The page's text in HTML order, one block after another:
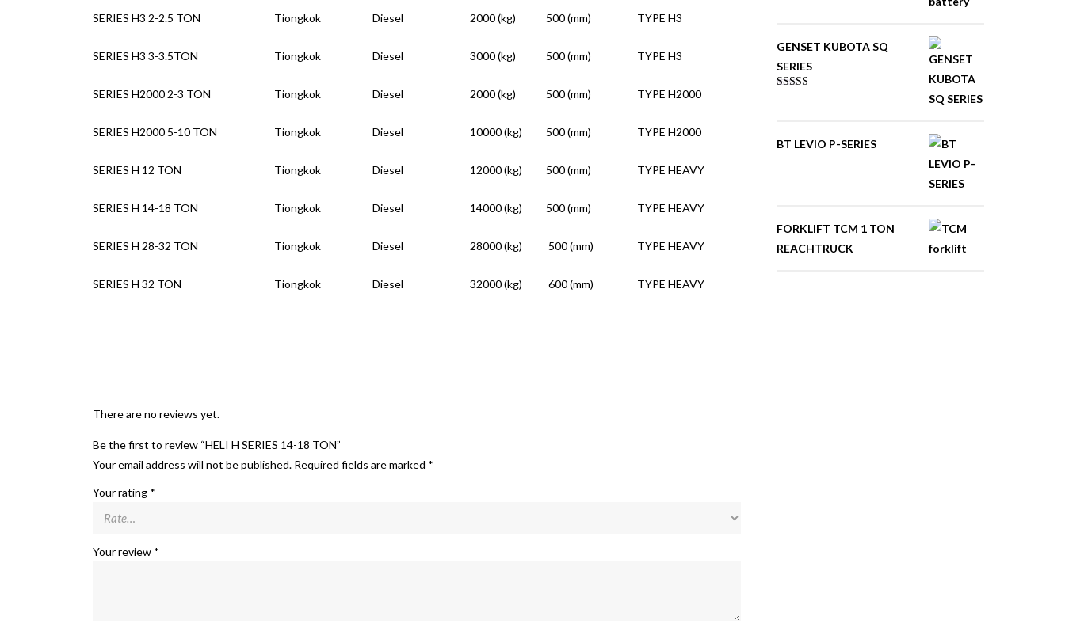
SERIES H3 2-2.5 TON Tiongkok Diesel 2000 (kg) 500 (mm) TYPE H3
SERIES H3 3-3.5TON Tiongkok Diesel 3000 (kg) 500 (mm) TYPE H3
SERIES H2000 2-3 TON Tiongkok Diesel 2000 (kg) 500 (mm) TYPE H2000
SERIES H2000 5-10 TON Tiongkok Diesel 10000 (kg) 500 (mm) TYPE H2000
SERIES H 12 TON Tiongkok Diesel 12000 (kg) 500 (mm) TYPE HEAVY
SERIES H 14-18 TON Tiongkok Diesel 14000 (kg) 500 (mm) TYPE HEAVY
SERIES H 28-32 TON Tiongkok Diesel 28000 (kg) 500 (mm) TYPE HEAVY
SERIES H 32 TON Tiongkok Diesel 32000 (kg) 600 (mm) TYPE HEAVY
There are no reviews yet.
Be the first to review “HELI H SERIES 14-18 TON”
Your email address will not be published. Required fields are marked *
Your rating *
Your review *
GENSET KUBOTA SQ
SERIES
BT LEVIO P-SERIES
FORKLIFT TCM 1 TON
REACHTRUCK